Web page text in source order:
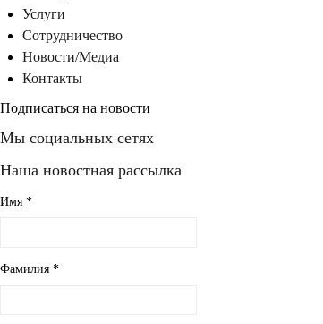
Услуги
Сотрудничество
Новости/Медиа
Контакты
Подписаться на новости
Мы социальных сетях
Наша новостная рассылка
Имя *
Фамилия *